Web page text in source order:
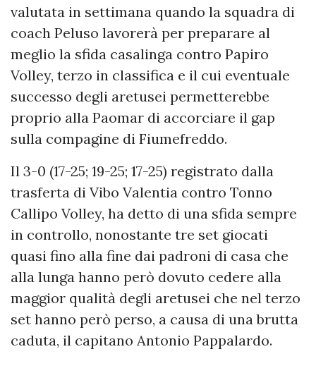
valutata in settimana quando la squadra di
coach Peluso lavorerà per preparare al
meglio la sfida casalinga contro Papiro
Volley, terzo in classifica e il cui eventuale
successo degli aretusei permetterebbe
proprio alla Paomar di accorciare il gap
sulla compagine di Fiumefreddo.
Il 3-0 (17-25; 19-25; 17-25) registrato dalla
trasferta di Vibo Valentia contro Tonno
Callipo Volley, ha detto di una sfida sempre
in controllo, nonostante tre set giocati
quasi fino alla fine dai padroni di casa che
alla lunga hanno però dovuto cedere alla
maggior qualità degli aretusei che nel terzo
set hanno però perso, a causa di una brutta
caduta, il capitano Antonio Pappalardo.